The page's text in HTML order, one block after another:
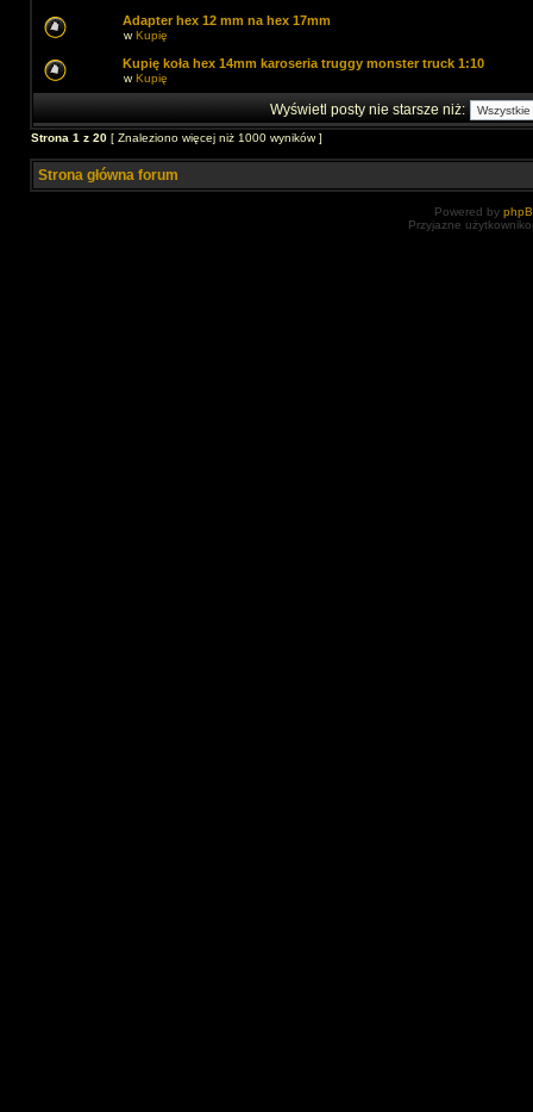
Adapter hex 12 mm na hex 17mm
wKupię
Kupię koła hex 14mm karoseria truggy monster truck 1:10
wKupię
Wyświetl posty nie starsze niż:
Strona 1 z 20 [ Znaleziono więcej niż 1000 wyników ]
Strona główna forum
Powered by
Przyjazne